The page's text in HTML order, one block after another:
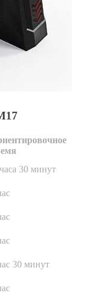
30 минут
30 минут